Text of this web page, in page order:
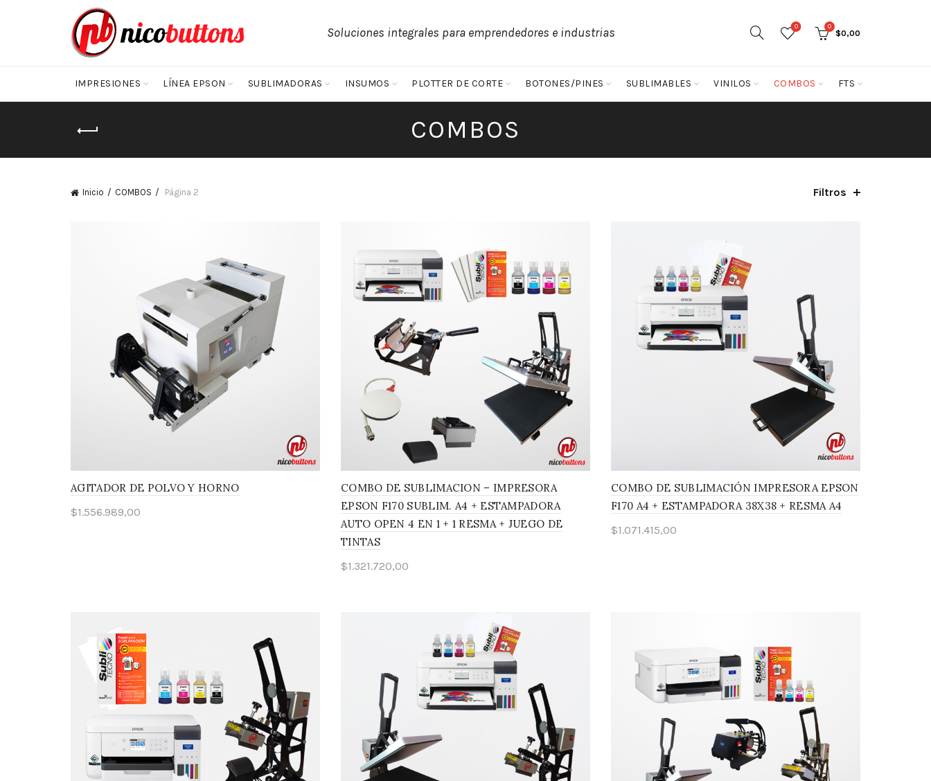
Soluciones integrales para emprendedores e industrias 0 0
$0,00
IMPRESIONES LÍNEA EPSON SUBLIMADORAS INSUMOS PLOTTER DE CORTE BOTONES/PINES SUBLIMABLES VINILOS COMBOS FTS
COMBOS
Inicio COMBOS Página 2 Filtros
AGITADOR DE POLVO Y HORNO
$1.556.989,00
COMBO DE SUBLIMACION – IMPRESORA
EPSON F170 SUBLIM. A4 + ESTAMPADORA
AUTO OPEN 4 EN 1 + 1 RESMA + JUEGO DE
TINTAS
$1.321.720,00
COMBO DE SUBLIMACIÓN IMPRESORA EPSON
F170 A4 + ESTAMPADORA 38X38 + RESMA A4
$1.071.415,00